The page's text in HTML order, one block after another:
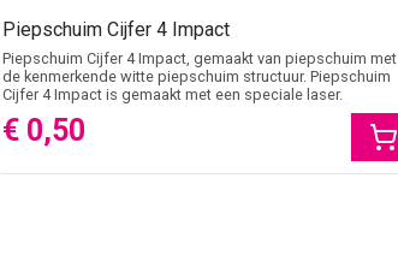
Piepschuim Cijfer 4 Impact
Piepschuim Cijfer 4 Impact, gemaakt van piepschuim met
de kenmerkende witte piepschuim structuur. Piepschuim
Cijfer 4 Impact is gemaakt met een speciale laser.
€ 0,50